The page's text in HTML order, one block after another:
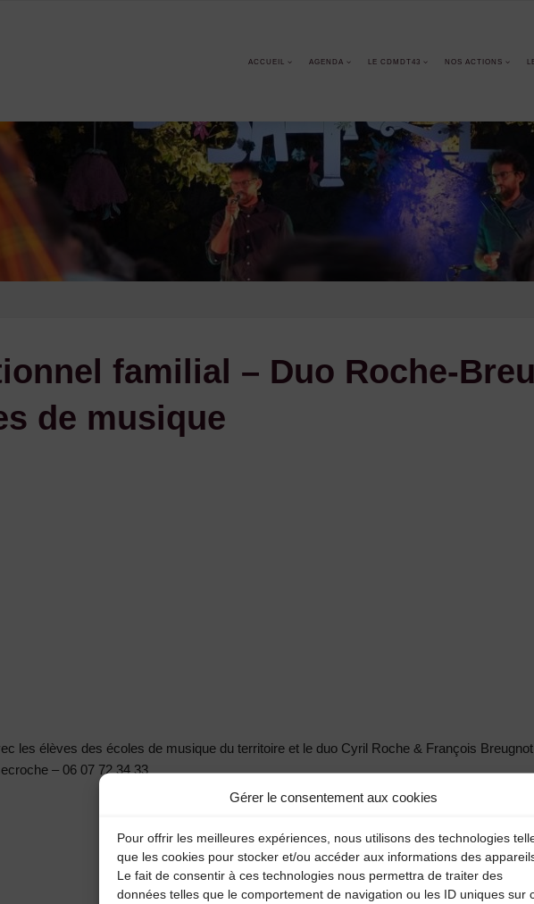
Gérer le consentement aux cookies
Pour offrir les meilleures expériences, nous utilisons des technologies
que les cookies pour stocker et/ou accéder aux informations des
Le fait de consentir à ces technologies nous permettra de traiter des
données telles que le comportement de navigation ou les ID uniques sur
ACCUEIL AGENDA LE CDMDT43 NOS ACTIONS
familial – Duo Roche-
de musique
les élèves des écoles de musique du territoire et le duo Cyril Roche & François
– 06 07 72 34 33